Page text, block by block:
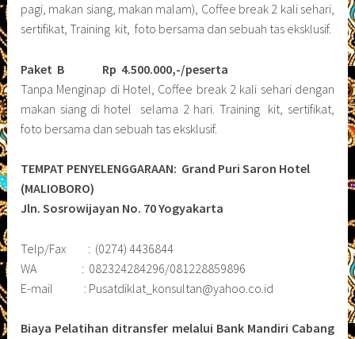
pagi, makan siang, makan malam), Coffee break 2 kali sehari,
sertifikat, Training kit, foto bersama dan sebuah tas eksklusif.
Paket B
Rp 4.500.000,-/peserta
Tanpa Menginap di Hotel, Coffee break 2 kali sehari dengan
makan siang di hotel selama 2 hari. Training kit, sertifikat,
foto bersama dan sebuah tas eksklusif.
TEMPAT PENYELENGGARAAN: Grand Puri Saron Hotel
(MALIOBORO)
Jln. Sosrowijayan No. 70 Yogyakarta
Telp/Fax : (0274) 4436844
WA : 082324284296/081228859896
E-mail : Pusatdiklat_konsultan@yahoo.co.id
Biaya Pelatihan ditransfer melalui Bank Mandiri Cabang